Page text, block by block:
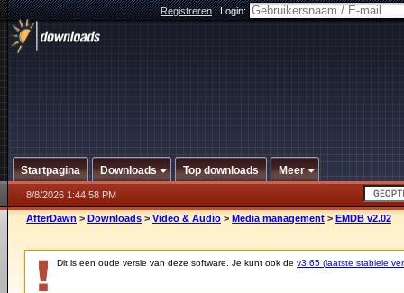
Registreren|Login:
Startpagina Downloads Top downloads Meer
8/8/2026 1:44:58 PM
AfterDawn > Downloads > Video & Audio > Media management > EMDB v2.02
Dit is een oude versie van deze software. Je kunt ook de v3.65 (laatste stabiele